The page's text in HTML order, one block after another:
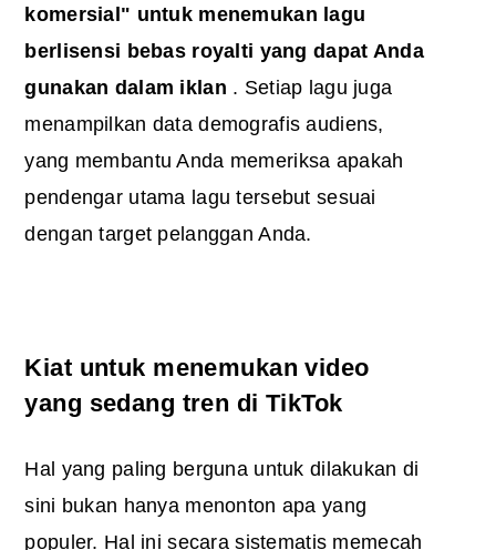
komersial" untuk menemukan lagu
berlisensi bebas royalti yang dapat Anda
gunakan dalam iklan . Setiap lagu juga
menampilkan data demografis audiens,
yang membantu Anda memeriksa apakah
pendengar utama lagu tersebut sesuai
dengan target pelanggan Anda.
Kiat untuk menemukan video
yang sedang tren di TikTok
Hal yang paling berguna untuk dilakukan di
sini bukan hanya menonton apa yang
populer. Hal ini secara sistematis memecah